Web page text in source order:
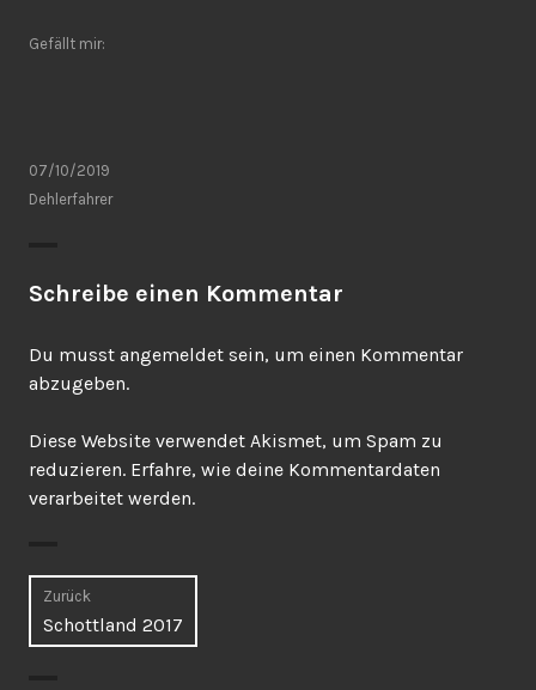
Gefällt mir:
07/10/2019
Dehlerfahrer
Schreibe einen Kommentar
Du musst angemeldet sein, um einen Kommentar
abzugeben.
Diese Website verwendet Akismet, um Spam zu
reduzieren. Erfahre, wie deine Kommentardaten
verarbeitet werden.
Beitrags-
Navigation
Zurück
Vorheriger
Beitrag:
Schottland 2017